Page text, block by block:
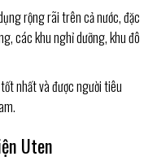
rộng rãi trên cả nước, đặc
các khu nghỉ dưỡng, khu đô
nhất và được người tiêu
Uten